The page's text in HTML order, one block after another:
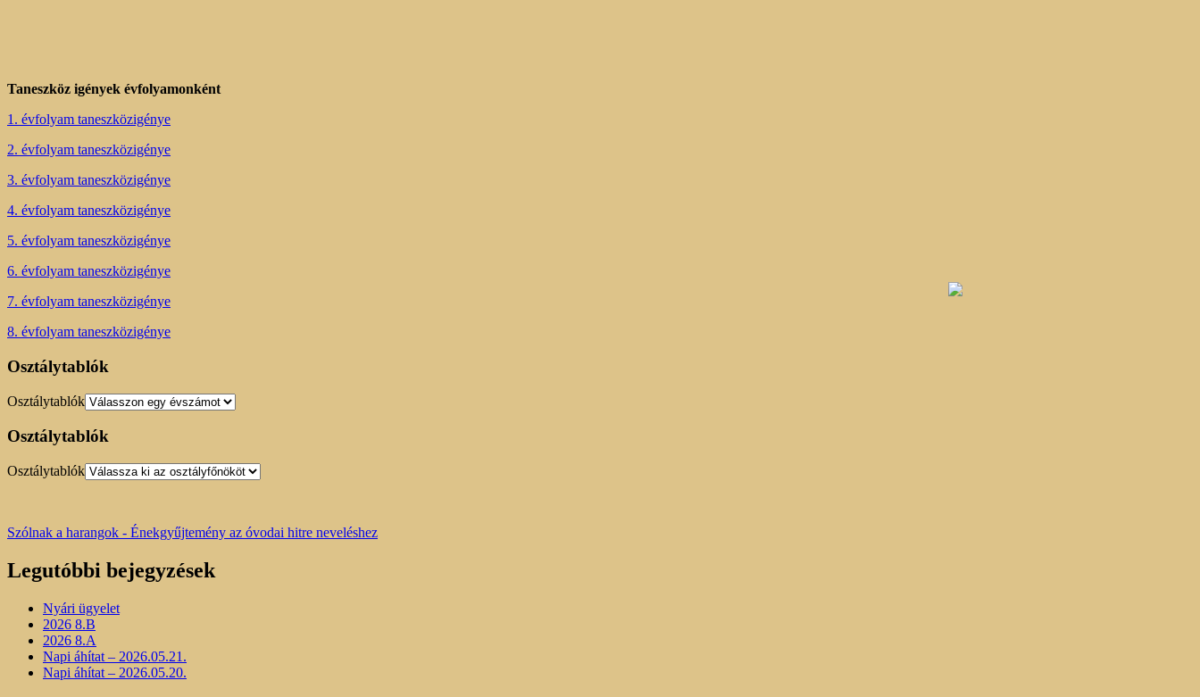
Taneszköz igények évfolyamonként
1. évfolyam taneszközigénye
2. évfolyam taneszközigénye
3. évfolyam taneszközigénye
4. évfolyam taneszközigénye
5. évfolyam taneszközigénye
6. évfolyam taneszközigénye
7. évfolyam taneszközigénye
8. évfolyam taneszközigénye
Osztálytablók
Osztálytablók
Osztálytablók
Osztálytablók
Szólnak a harangok - Énekgyűjtemény az óvodai hitre neveléshez
Legutóbbi bejegyzések
Nyári ügyelet
2026 8.B
2026 8.A
Napi áhítat – 2026.05.21.
Napi áhítat – 2026.05.20.